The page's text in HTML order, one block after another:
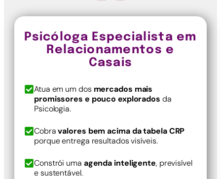
Psicóloga Especialista em
Relacionamentos e
Casais
Atua em um dos mercados mais
promissores e pouco explorados da
Psicologia.
Cobravalores bem acima da tabela CRP
porque entrega resultados visíveis.
Constrói uma agenda inteligente, previsível
e sustentável.